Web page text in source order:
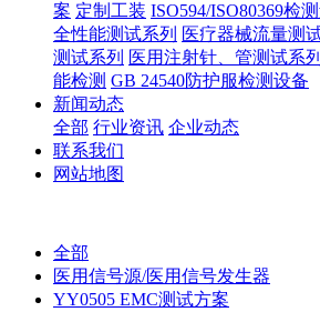
案 定制工装 ISO594/ISO80369检
全性能测试系列 医疗器械流量测
测试系列 医用注射针、管测试系列
能检测 GB 24540防护服检测设备
新闻动态
全部 行业资讯 企业动态
联系我们
网站地图
全部
医用信号源/医用信号发生器
YY0505 EMC测试方案